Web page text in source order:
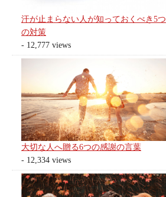
汗が止まらない人が知っておくべき5つ
の対策
- 12,777 views
大切な人へ贈る6つの感謝の言葉
- 12,334 views